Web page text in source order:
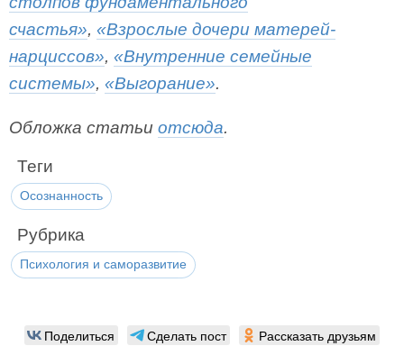
счастья», «Взрослые дочери матерей-
нарциссов», «Внутренние семейные
системы», «Выгорание».
Обложка статьи отсюда.
Теги
Осознанность
Рубрика
Психология и саморазвитие
Поделиться Сделать пост Рассказать друзьям